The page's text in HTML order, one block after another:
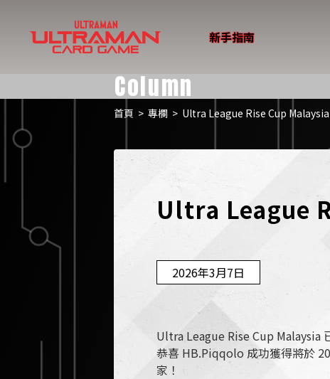
新手指南
Column
首頁 > 專欄 > Ultra League Rise Cup
Ultra League
2026年3月7日
Ultra League Rise Cup Malaysia
恭喜 HB.Piqqolo 成功獲得將於
家！